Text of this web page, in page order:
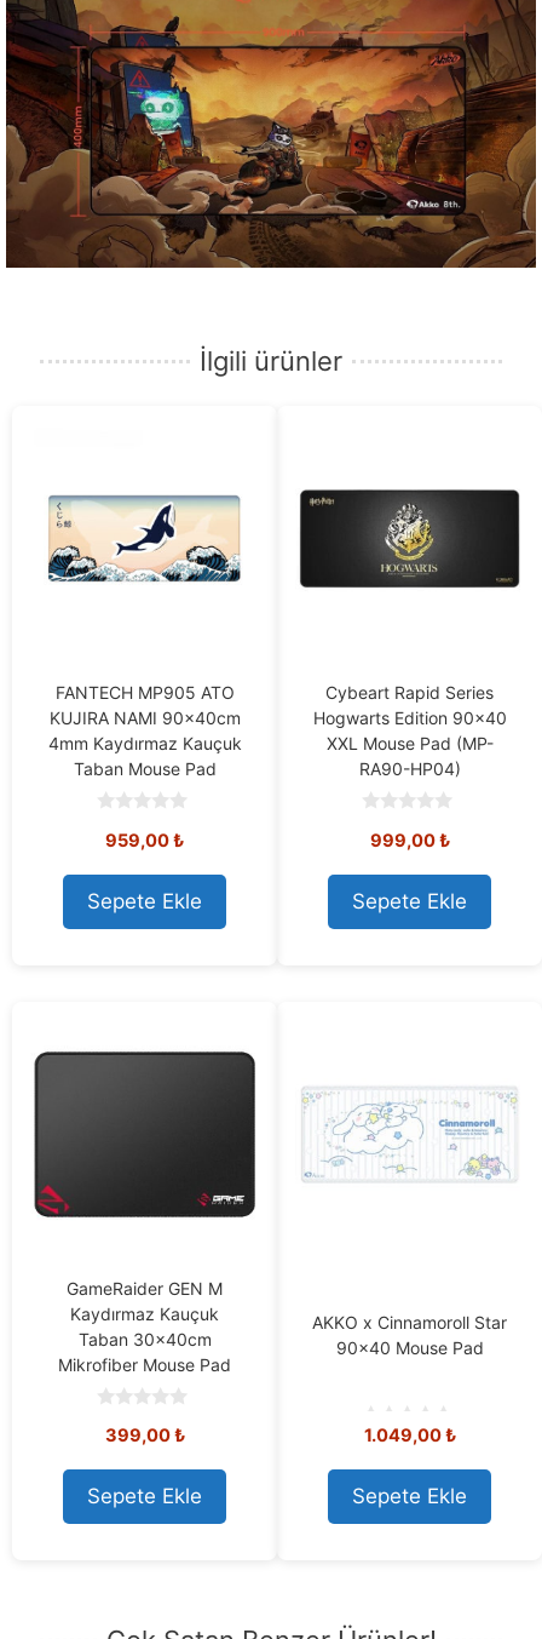
İlgili ürünler
FANTECH MP905 ATO
KUJIRA NAMI 90x40cm
4mm Kaydırmaz Kauçuk
Taban Mouse Pad
o
t
o
f
5
959,00₺
Sepete Ekle
Cybeart Rapid Series
Hogwarts Edition 90×40
XXL Mouse Pad (MP-
RA90-HP04)
o
t
o
f
5
999,00₺
Sepete Ekle
GameRaider GEN M
Kaydırmaz Kauçuk
Taban 30x40cm
Mikrofiber Mouse Pad
o
t
o
f
5
399,00₺
Sepete Ekle
AKKO x Cinnamoroll Star
90×40 Mouse Pad
0
u
t
o
f
1.049,00₺
Sepete Ekle